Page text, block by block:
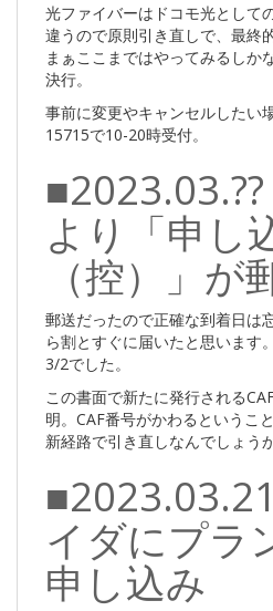
光ファイバーはドコモ光として
違うので原則引き直しで、最終
まぁここまではやってみるしか
決行。
事前に変更やキャンセルしたい
15715で10-20時受付。
より「申し
（控）」が
郵送だったので正確な到着日は
ら割とすぐに届いたと思います
3/2でした。
この書面で新たに発行される
明。CAF番号がかわるというこ
新経路で引き直しなんでしょうか
イダにプラ
申し込み